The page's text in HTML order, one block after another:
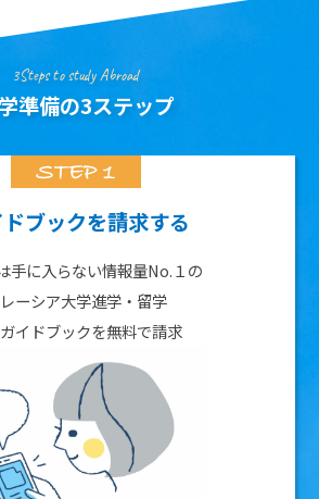
3Steps to study Abroad
準備の3ステップ
ブックを請求する
手に入らない情報量No.１の
ーシア大学進学・留学
イドブックを無料で請求